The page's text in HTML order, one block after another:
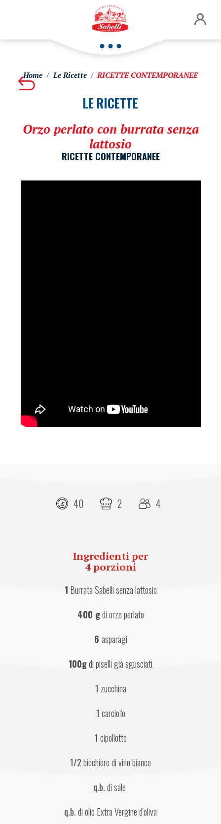
Home Le Ricette RICETTE CONTEMPORANEE
LE RICETTE
Orzo perlato con burrata senza
lattosio
RICETTE CONTEMPORANEE
40 2 4
Ingredienti per
4 porzioni
1 Burrata Sabelli senza lattosio
400 g di orzo perlato
6 asparagi
100g di piselli già sgusciati
1 zucchina
1 carciofo
1 cipollotto
1/2 bicchiere di vino bianco
q.b. di sale
q.b. di olio Extra Vergine d'oliva